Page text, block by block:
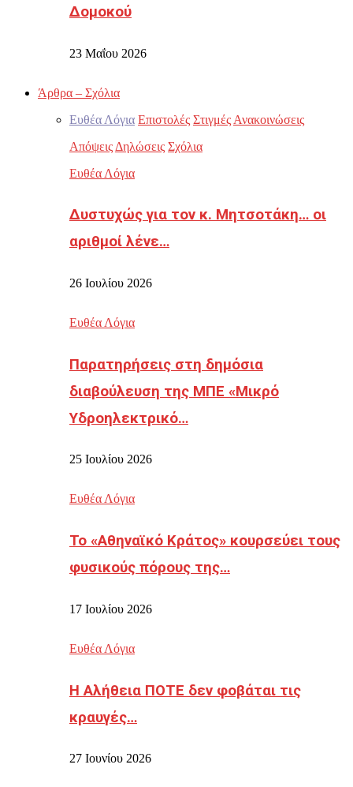
Δομοκού
23 Μαΐου 2026
Άρθρα – Σχόλια
Ευθέα Λόγια Επιστολές Στιγμές Ανακοινώσεις
Απόψεις Δηλώσεις Σχόλια
Ευθέα Λόγια
Δυστυχώς για τον κ. Μητσοτάκη… οι
αριθμοί λένε…
26 Ιουλίου 2026
Ευθέα Λόγια
Παρατηρήσεις στη δημόσια
διαβούλευση της ΜΠΕ «Μικρό
Υδροηλεκτρικό…
25 Ιουλίου 2026
Ευθέα Λόγια
Το «Αθηναϊκό Κράτος» κουρσεύει τους
φυσικούς πόρους της…
17 Ιουλίου 2026
Ευθέα Λόγια
Η Αλήθεια ΠΟΤΕ δεν φοβάται τις
κραυγές…
27 Ιουνίου 2026